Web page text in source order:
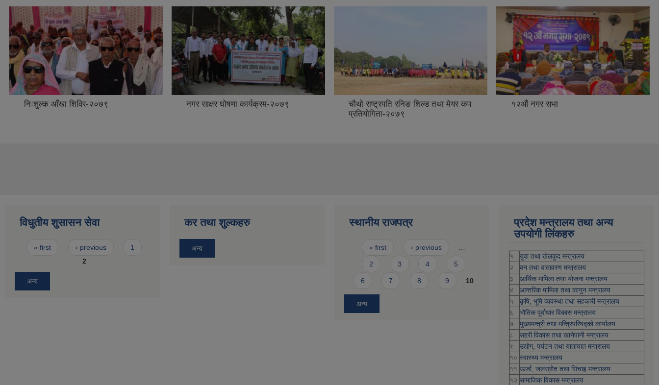
निःशुल्क आँखा शिविर-२०७९ नगर साक्षर घोषणा कार्यक्रम-२०७९
चौथो राष्ट्रपति रनिङ शिल्ड तथा मेयर कप
प्रतियोगिता-२०७९
१२औं नगर सभा
विधुतीय शुसासन सेवा
Pages
« first ‹ previous
1
2
अन्य
कर तथा शुल्कहरु
अन्य
स्थानीय राजपत्र
Pages
« first ‹ previous …
2 3 4 5
6 7 8 9 10
अन्य
प्रदेश मन्त्रालय तथा अन्य
उपयोगी लिंकहरु
१
युवा तथा खेलकुद मन्त्रालय
२
वन तथा वातावरण मन्त्रालय
३
आर्थिक मामिला तथा योजना मन्त्रालय
४
आन्तरिक मामिला तथा कानुन मन्त्रालय
५
कृषि, भूमि व्यवस्था तथा सहकारी मन्त्रालय
६
भौतिक पूर्वाधार विकास मन्त्रालय
७
मुख्यमन्त्री तथा मन्त्रिपरिषद्को कार्यालय
८
सहरी विकास तथा खानेपानी मन्त्रालय
९
उद्योग, पर्यटन तथा यातायात मन्त्रालय
१० स्वास्थ्य मन्त्रालय
११ ऊर्जा, जलस्रोत तथा सिंचाइ मन्त्रालय
१२ सामाजिक विकास मन्‍‍त्रालय